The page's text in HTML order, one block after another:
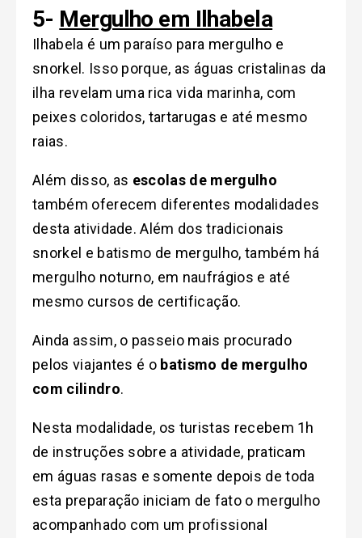
5- Mergulho em Ilhabela
Ilhabela é um paraíso para mergulho e
snorkel. Isso porque, as águas cristalinas da
ilha revelam uma rica vida marinha, com
peixes coloridos, tartarugas e até mesmo
raias.
Além disso, as escolas de mergulho
também oferecem diferentes modalidades
desta atividade. Além dos tradicionais
snorkel e batismo de mergulho, também há
mergulho noturno, em naufrágios e até
mesmo cursos de certificação.
Ainda assim, o passeio mais procurado
pelos viajantes é o batismo de mergulho
com cilindro.
Nesta modalidade, os turistas recebem 1h
de instruções sobre a atividade, praticam
em águas rasas e somente depois de toda
esta preparação iniciam de fato o mergulho
acompanhado com um profissional